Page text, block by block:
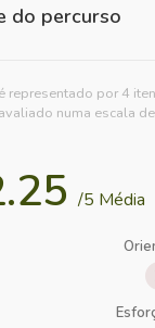
do percurso
representado por 4
numa escala
/5 Média